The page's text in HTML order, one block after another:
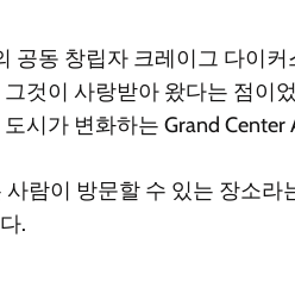
공동 창립자 크레이그 다이
것이 사랑받아 왔다는 점이
시가 변화하는 Grand
사람이 방문할 수 있는 장소
.